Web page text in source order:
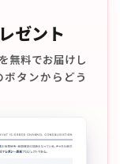
ゼント
無料でお届けし
タンからどう